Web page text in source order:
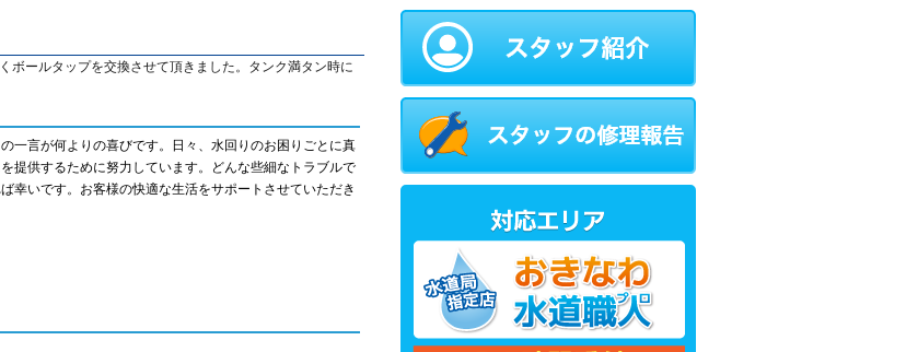
ボールタップを交換させて頂きました。タンク満タン時に
一言が何よりの喜びです。日々、水回りのお困りごとに真
提供するために努力しています。どんな些細なトラブルで
幸いです。お客様の快適な生活をサポートさせていただき